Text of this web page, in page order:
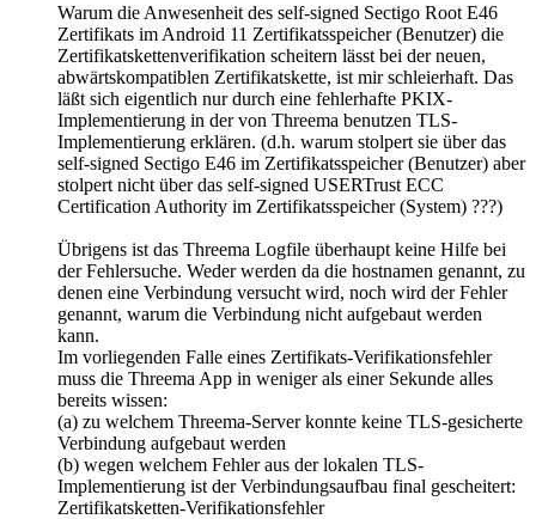
Warum die Anwesenheit des self-signed Sectigo Root E46
Zertifikats im Android 11 Zertifikatsspeicher (Benutzer) die
Zertifikatskettenverifikation scheitern lässt bei der neuen,
abwärtskompatiblen Zertifikatskette, ist mir schleierhaft. Das
läßt sich eigentlich nur durch eine fehlerhafte PKIX-
Implementierung in der von Threema benutzen TLS-
Implementierung erklären. (d.h. warum stolpert sie über das
self-signed Sectigo E46 im Zertifikatsspeicher (Benutzer) aber
stolpert nicht über das self-signed USERTrust ECC
Certification Authority im Zertifikatsspeicher (System) ???)
Übrigens ist das Threema Logfile überhaupt keine Hilfe bei
der Fehlersuche. Weder werden da die hostnamen genannt, zu
denen eine Verbindung versucht wird, noch wird der Fehler
genannt, warum die Verbindung nicht aufgebaut werden
kann.
Im vorliegenden Falle eines Zertifikats-Verifikationsfehler
muss die Threema App in weniger als einer Sekunde alles
bereits wissen:
(a) zu welchem Threema-Server konnte keine TLS-gesicherte
Verbindung aufgebaut werden
(b) wegen welchem Fehler aus der lokalen TLS-
Implementierung ist der Verbindungsaufbau final gescheitert:
Zertifikatsketten-Verifikationsfehler